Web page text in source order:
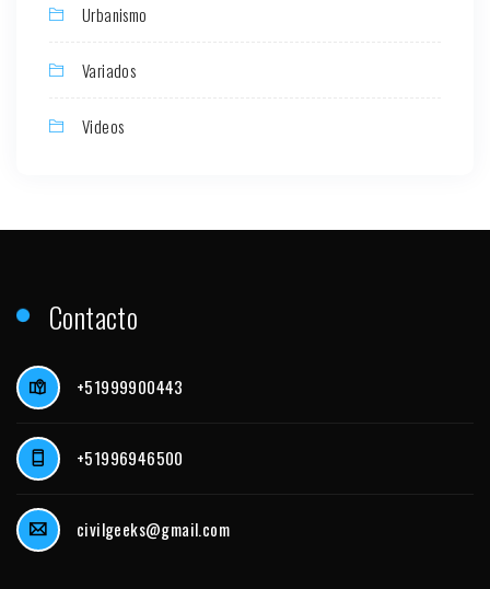
Urbanismo
Variados
Videos
Contacto
+51999900443
+51996946500
civilgeeks@gmail.com